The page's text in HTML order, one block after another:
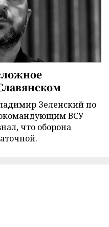
Зеленский по
ВСУ
что оборона